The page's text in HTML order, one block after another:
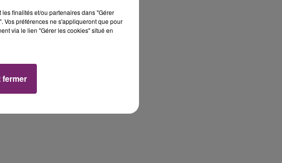
finalités et/ou partenaires dans "Gérer
Vos préférences ne s'appliqueront que pour
via le lien "Gérer les cookies" situé en